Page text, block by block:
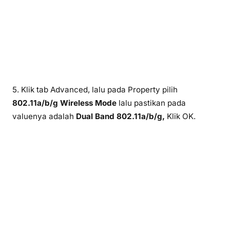
5. Klik tab Advanced, lalu pada Property pilih
802.11a/b/g Wireless Mode lalu pastikan pada
valuenya adalah Dual Band 802.11a/b/g, Klik OK.